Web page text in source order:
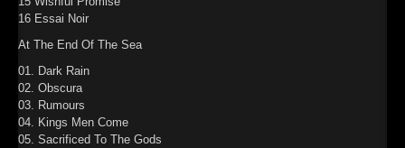
16 Essai Noir
At The End Of The Sea
01. Dark Rain
02. Obscura
03. Rumours
04. Kings Men Come
05. Sacrificed To The Gods